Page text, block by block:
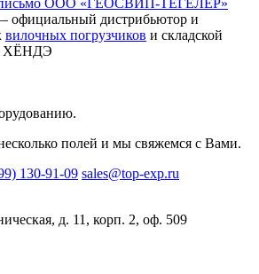
официальный дистрибьютор и
вилочных погрузчиков и складской
ХЁНДЭ
полей и мы свяжемся с Вами.
130-91-09 sales@top-exp.ru
д. 11, корп. 2, оф. 509